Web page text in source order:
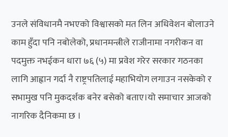
उनले संविधानमै नभएको विश्वासको मत लिन अधिवेशन बोलाउने
काम हुँदा पनि नबोलेको, प्रधानमन्त्रीले राजीनामा नगरीकन वा
पदमुक्त नभईकन धारा ७६ (५) मा प्रवेश गरेर सरकार गठनका
लागि आह्वान गर्दा नै राष्ट्रपतिलाई महाभियोग लगाउन नसकेको र
सभामुख पनि मुकदर्शक बनेर बसेको बताए।यो समाचार आजको
नागरिक दैनिकमा छ ।